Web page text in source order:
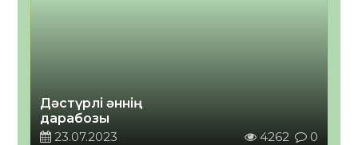
Дәстүрлі әннің
дарабозы
23.07.2023
4262 0